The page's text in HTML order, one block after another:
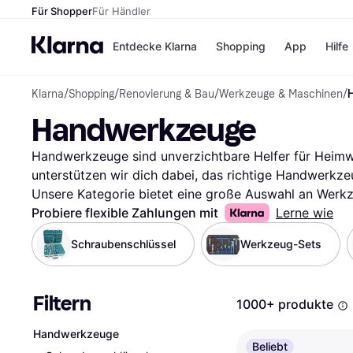
Für ShopperFür Händler
Entdecke Klarna
Zahlungsmethoden
Zahlungsmethoden
Sofort bezahlen
Bezahle in 3
Teilzahlungen
Bezahle in bis zu 30
Tagen
Ratenzahlung
Shopping
Shops
Temu
SHEIN
Alle Shops
App Hilfe
Klarna/Shopping/Renovierung & Bau/Werkzeuge & Maschinen/
Handwerkzeuge
Handwerkzeuge sind unverzichtbare Helfer für
unterstützen wir dich dabei, das richtige
Unsere Kategorie bietet eine große Auswahl an
Filtern durchsuchen kannst. Ob du nach einem
suchst, unsere Filter leiten dich schnell zum
Marke, Preis oder Bewertungen filtern, um deine
das Werkzeug, das deinen Anforderungen
deine Suche hier und finde das Handwerkzeug, das
Mehr über handwerkzeuge »
Probiere flexible Zahlungen mit Lerne wie
Schraubenschlüssel Werkzeug-Sets
Filtern
Handwerkzeuge
1000+ produkte
Beliebt